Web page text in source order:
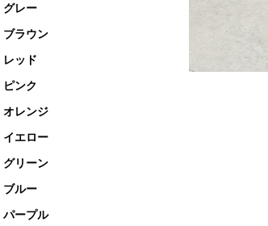
グレー
ブラウン
レッド
ピンク
オレンジ
イエロー
グリーン
ブルー
パープル